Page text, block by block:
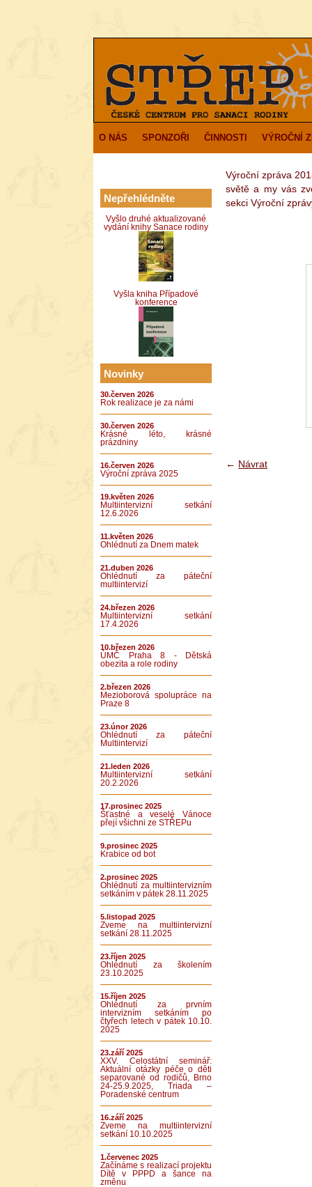
O NÁS SPONZOŘI ČINNOSTI VÝROČNÍ
Nepřehlédněte
Vyšlo druhé aktualizované
vydání knihy Sanace rodiny
Vyšla kniha Případové
konference
Novinky
30.červen 2026
Rok realizace je za námi
30.červen 2026
Krásné léto, krásné
prázdniny
16.červen 2026
Výroční zpráva 2025
19.květen 2026
Multiintervizní setkání
12.6.2026
11.květen 2026
Ohlédnutí za Dnem matek
21.duben 2026
Ohlédnutí za páteční
multiintervizí
24.březen 2026
Multiintervizní setkání
17.4.2026
10.březen 2026
ÚMČ Praha 8 - Dětská
obezita a role rodiny
2.březen 2026
Mezioborová spolupráce na
Praze 8
23.únor 2026
Ohlédnutí za páteční
Multiintervizí
21.leden 2026
Multiintervizní setkání
20.2.2026
17.prosinec 2025
Šťastné a veselé Vánoce
přejí všichni ze STŘEPu
9.prosinec 2025
Krabice od bot
2.prosinec 2025
Ohlédnutí za multiintervizním
setkáním v pátek 28.11.2025
5.listopad 2025
Zveme na multiintervizní
setkání 28.11.2025
23.říjen 2025
Ohlédnutí za školením
23.10.2025
15.říjen 2025
Ohlédnutí za prvním
intervizním setkáním po
čtyřech letech v pátek 10.10.
2025
23.září 2025
XXV. Celostátní seminář:
Aktuální otázky péče o děti
separované od rodičů, Brno
24-25.9.2025, Triada –
Poradenské centrum
16.září 2025
Zveme na multiintervizní
setkání 10.10.2025
1.červenec 2025
Začínáme s realizací projektu
Dítě v PPPD a šance na
změnu
Výroční zpráva
světě a my vás
sekci Výroční
← Návrat